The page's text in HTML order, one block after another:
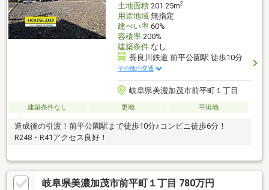
土地面積201.25m2
用途地域無指定
建ぺい率60%
容積率200%
建築条件なし
長良川鉄道 前平公園駅 徒歩10分
その他の交通
岐阜県美濃加茂市前平町１丁目
建築条件なし 更地 平坦地
造成後の引渡！前平公園駅まで徒歩10分♪コンビニ徒歩6分！
R248・R41アクセス良好！
岐阜県美濃加茂市前平町１丁目 780万円